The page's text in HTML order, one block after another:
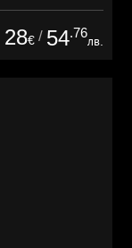
28€ / 54.76
лв.